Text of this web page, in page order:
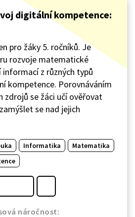
digitální kompetence:
pro žáky 5. ročníků. Je
rozvoje matematické
z různých typů
kompetence. Porovnáváním
zdrojů se žáci učí ověřovat
se nad jejich
Informatika
Matematika
náročnost: